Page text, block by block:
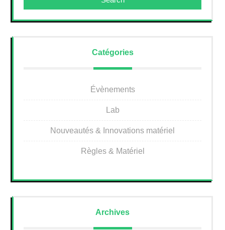
Catégories
Évènements
Lab
Nouveautés & Innovations matériel
Règles & Matériel
Archives